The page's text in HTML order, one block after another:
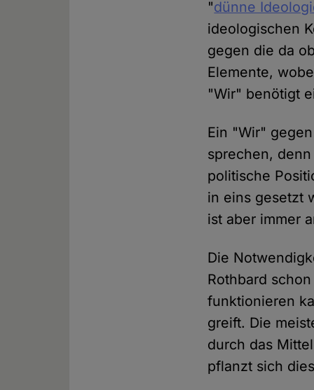
"dünne
ideologischen
gegen die da
Elemente,
"Wir" benötigt
Ein "Wir"
sprechen,
politische
in eins gesetzt
ist aber immer
Die
Rothbard
funktionieren
greift. Die
durch das
pflanzt sich